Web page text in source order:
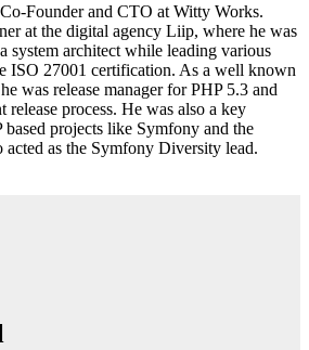
Founder and CTO at Witty Works.
at the digital agency Liip, where he was
system architect while leading various
ISO 27001 certification. As a well known
was release manager for PHP 5.3 and
release process. He was also a key
projects like Symfony and the
as the Symfony Diversity lead.